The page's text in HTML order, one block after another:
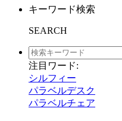
キーワード検索
SEARCH
注目ワード:
シルフィー
パラベルデスク
パラベルチェア